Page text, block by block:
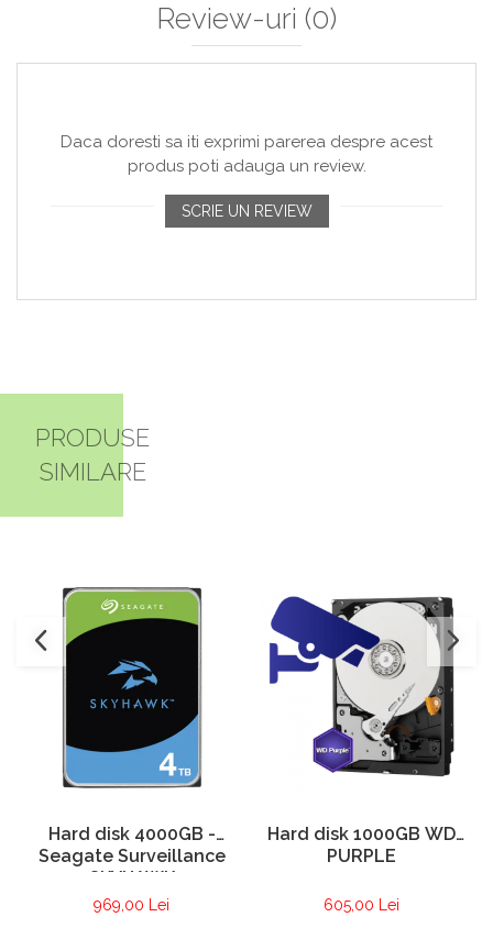
Review-uri (0)
Daca doresti sa iti exprimi parerea despre acest
produs poti adauga un review.
SCRIE UN REVIEW
PRODUSE
SIMILARE
Hard disk 4000GB -
Seagate Surveillance
SKYHAWK
969,00 Lei
Hard disk 1000GB WD
PURPLE
605,00 Lei